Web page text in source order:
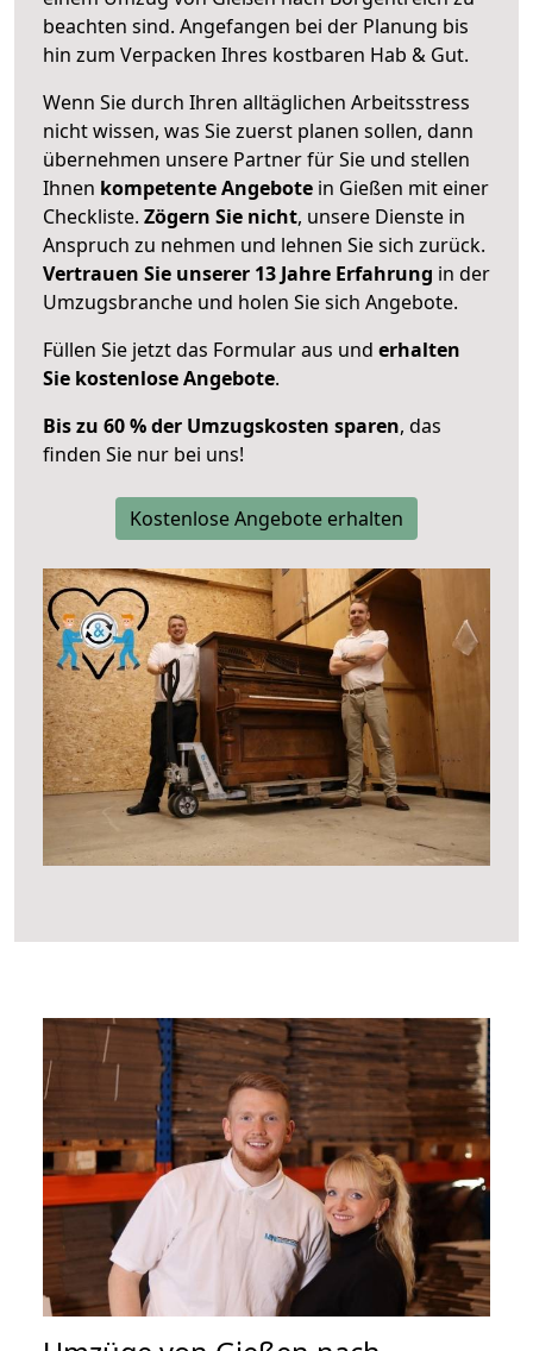
beachten sind. Angefangen bei der Planung bis
hin zum Verpacken Ihres kostbaren Hab & Gut.
Wenn Sie durch Ihren alltäglichen Arbeitsstress
nicht wissen, was Sie zuerst planen sollen, dann
übernehmen unsere Partner für Sie und stellen
Ihnen kompetente Angebote in Gießen mit einer
Checkliste. Zögern Sie nicht, unsere Dienste in
Anspruch zu nehmen und lehnen Sie sich zurück.
Vertrauen Sie unserer 13 Jahre Erfahrung in der
Umzugsbranche und holen Sie sich Angebote.
Füllen Sie jetzt das Formular aus und erhalten
Sie kostenlose Angebote.
Bis zu 60 % der Umzugskosten sparen, das
finden Sie nur bei uns!
Kostenlose Angebote erhalten